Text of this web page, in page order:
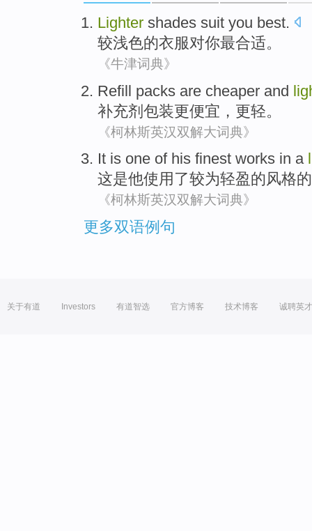
Lighter shades suit you best.
较浅色的衣服对你最合适。
《牛津词典》
Refill packs are cheaper and
补充剂 包装更便宜，更轻。
《柯林斯英汉双解大词典》
It is one of his finest works in a
这是他使用了较为轻盈的风格的
《柯林斯英汉双解大词典》
更多双语例句
关于有道 Investors 有道智选 官方博客 技术博客 诚聘英才